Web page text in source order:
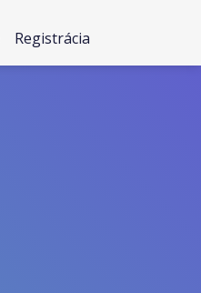
Registrácia